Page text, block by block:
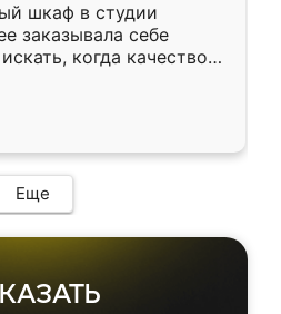
шкаф в студии
заказывала себе
когда качеством
кухня уже почти
нет.
Еще